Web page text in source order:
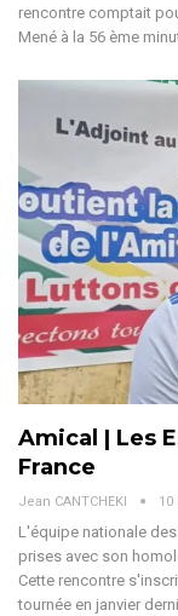
rencontre comptait
Mené à la 56 ème
Amical | Les
France
Jean CANTCHEKI 10
L'équipe nationale
prises avec son
Cette rencontre
tournée en janvier